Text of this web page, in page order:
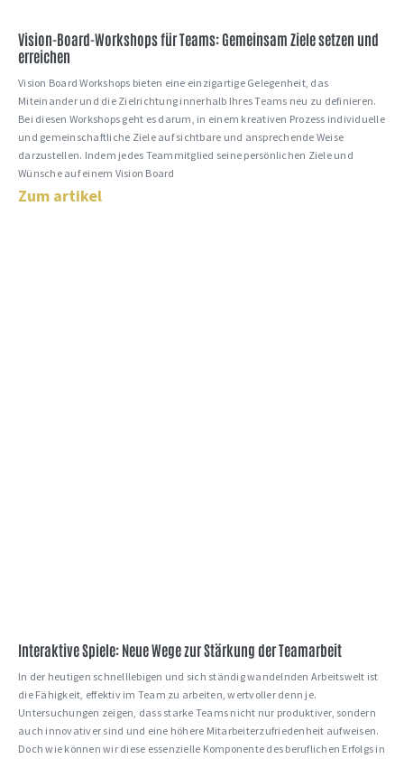
Vision-Board-Workshops für Teams: Gemeinsam Ziele setzen und
erreichen
Vision Board Workshops bieten eine einzigartige Gelegenheit, das
Miteinander und die Zielrichtung innerhalb Ihres Teams neu zu definieren.
Bei diesen Workshops geht es darum, in einem kreativen Prozess individuelle
und gemeinschaftliche Ziele auf sichtbare und ansprechende Weise
darzustellen. Indem jedes Teammitglied seine persönlichen Ziele und
Wünsche auf einem Vision Board
Zum artikel
Interaktive Spiele: Neue Wege zur Stärkung der Teamarbeit
In der heutigen schnelllebigen und sich ständig wandelnden Arbeitswelt ist
die Fähigkeit, effektiv im Team zu arbeiten, wertvoller denn je.
Untersuchungen zeigen, dass starke Teams nicht nur produktiver, sondern
auch innovativer sind und eine höhere Mitarbeiterzufriedenheit aufweisen.
Doch wie können wir diese essenzielle Komponente des beruflichen Erfolgs in